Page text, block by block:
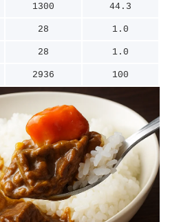
1300 44.3
28 1.0
28 1.0
2936 100